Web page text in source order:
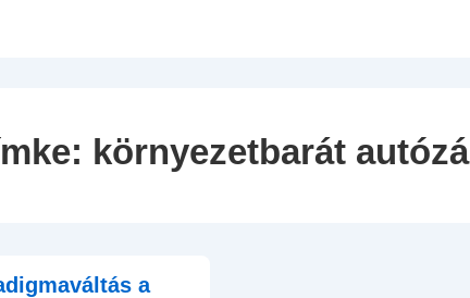
környezetbarát
a